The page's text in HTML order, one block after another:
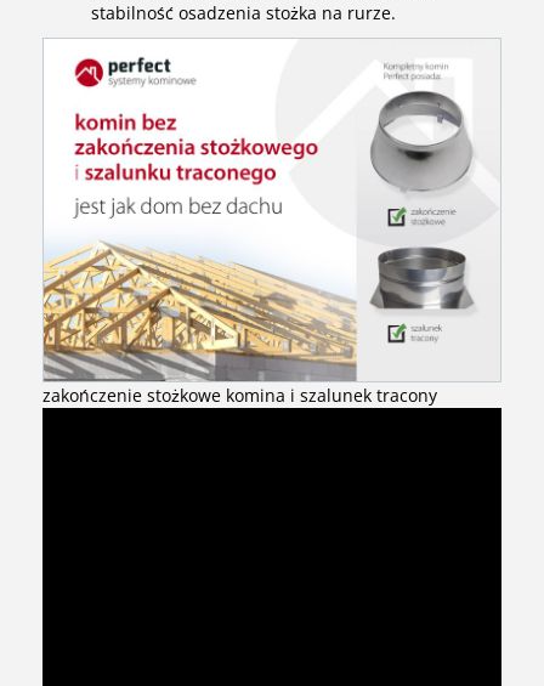
stabilność osadzenia stożka na rurze.
zakończenie stożkowe komina i szalunek tracony